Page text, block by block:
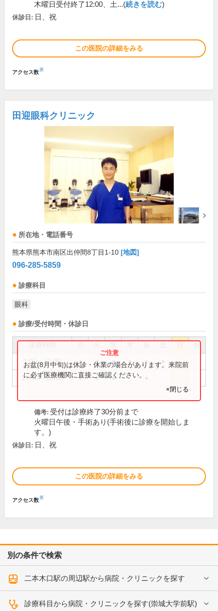
木曜日受付終了12:00、土...(続きを読む)
休診日: 日、祝
この医院の詳細をみる
アクセス数※
田迎眼科クリニック
所在地・電話番号
熊本県熊本市南区出仲間8丁目1-10 [地図]
096-285-5859
診療科目
眼科
診療/受付時間・休診日
祝
9:00～12:30 ● ● ● ● ●
14:30～18:00 ● ● ●
お盆(8月中旬)は休診・休業の場合があります。来院前
に必ず医療機関に直接ご確認ください。
×閉じる
備考: 受付は診療終了30分前まで
火曜日午後・手術あり(手術後に診療を開始しま
す。)
休診日: 日、祝
この医院の詳細をみる
アクセス数※
別の条件で検索
二本木口駅の周辺駅から病院・クリニックを探す
診療科目から病院・クリニックを探す(崇城大学前駅)